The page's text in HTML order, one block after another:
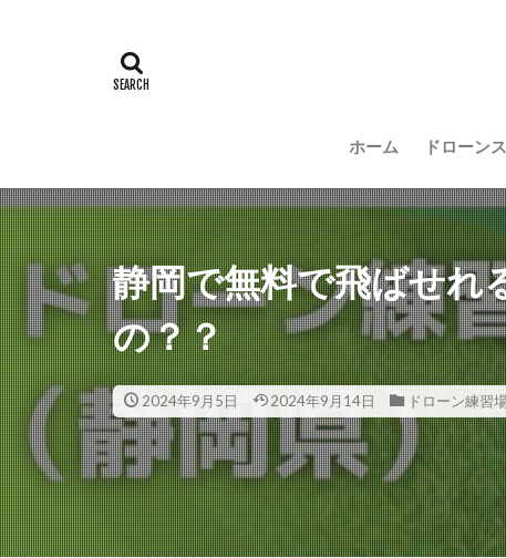
ホーム ドローン
静岡で無料で飛ばせれ
の？？
2024年9月5日 2024年9月14日 ドローン練習